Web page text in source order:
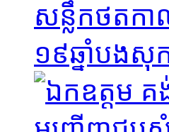
សន្លឹកថតកា
១៩ឆ្នាំបងសុ